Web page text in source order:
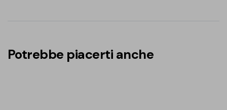
Potrebbe piacerti anche